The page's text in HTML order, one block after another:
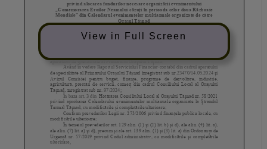
View in Full Screen